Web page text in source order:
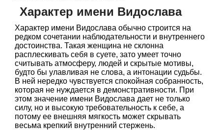
Характер имени Видослава
Характер имени Видослава обычно строится на
редком сочетании наблюдательности и внутреннего
достоинства. Такая женщина не склонна
расплескивать себя в суете, зато умеет точно
считывать атмосферу, людей и скрытые мотивы,
будто бы улавливая не слова, а интонации судьбы.
В ней нередко чувствуется спокойная собранность,
которая не нуждается в демонстративности. При
этом значение имени Видослава дает не только
силу, но и высокую требовательность к себе, а
потому ее внешняя мягкость может скрывать
весьма крепкий внутренний стержень.